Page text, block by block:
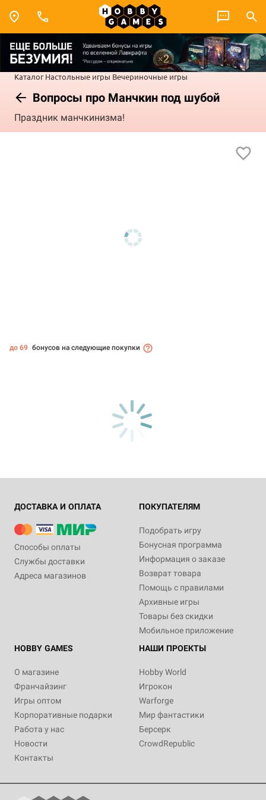
Каталог Настольные игры Вечериночные игры
Вопросы про Манчкин под шубой
Праздник манчкинизма!
до 69 бонусов на следующие покупки
ДОСТАВКА И ОПЛАТА
Способы оплаты
Службы доставки
Адреса магазинов
ПОКУПАТЕЛЯМ
Подобрать игру
Бонусная программа
Информация о заказе
Возврат товара
Помощь с правилами
Архивные игры
Товары без скидки
Мобильное приложение
HOBBY GAMES
О магазине
Франчайзинг
Игры оптом
Корпоративные подарки
Работа у нас
Новости
Контакты
НАШИ ПРОЕКТЫ
Hobby World
Игрокон
Warforge
Мир фантастики
Берсерк
CrowdRepublic